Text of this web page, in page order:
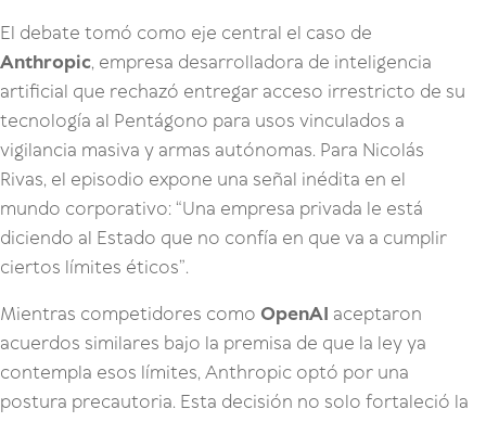
El debate tomó como eje central el caso de
Anthropic, empresa desarrolladora de inteligencia
artificial que rechazó entregar acceso irrestricto de su
tecnología al Pentágono para usos vinculados a
vigilancia masiva y armas autónomas. Para Nicolás
Rivas, el episodio expone una señal inédita en el
mundo corporativo: “Una empresa privada le está
diciendo al Estado que no confía en que va a cumplir
ciertos límites éticos”.
Mientras competidores como OpenAI aceptaron
acuerdos similares bajo la premisa de que la ley ya
contempla esos límites, Anthropic optó por una
postura precautoria. Esta decisión no solo fortaleció la